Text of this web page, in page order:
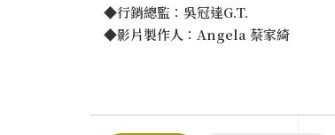
◆行銷總監：吳冠達G.T.
◆影片製作人：Angela 蔡家綺